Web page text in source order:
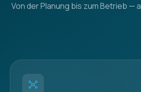
Von der Planung bis zum Betrieb —